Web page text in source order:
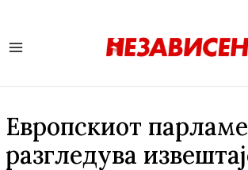
Европскиот
разгледува